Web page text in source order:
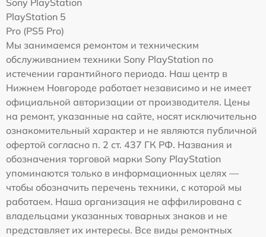
PlayStation 5
Pro (PS5 Pro)
Мы занимаемся ремонтом и техническим
обслуживанием техники Sony PlayStation по
истечении гарантийного периода. Наш центр в
Нижнем Новгороде работает независимо и не имеет
официальной авторизации от производителя. Цены
на ремонт, указанные на сайте, носят исключительно
ознакомительный характер и не являются публичной
офертой согласно п. 2 ст. 437 ГК РФ. Названия и
обозначения торговой марки Sony PlayStation
упоминаются только в информационных целях —
чтобы обозначить перечень техники, с которой мы
работаем. Наша организация не аффилирована с
владельцами указанных товарных знаков и не
представляет их интересы. Все виды ремонтных